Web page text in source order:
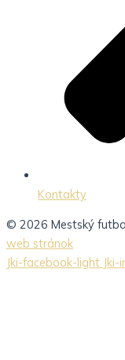
Kontakty
© 2026 Mestský
web stránok
Jki-facebook-light